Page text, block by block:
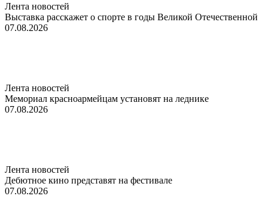
Лента новостей
Выставка расскажет о спорте в годы Великой Отечественной
07.08.2026
Лента новостей
Мемориал красноармейцам установят на леднике
07.08.2026
Лента новостей
Дебютное кино представят на фестивале
07.08.2026